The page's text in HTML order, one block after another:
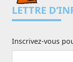
LETTRE
Inscrivez-vous